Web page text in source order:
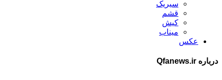
سیریک
قشم
کیش
میناب
عکس
درباره Qfanews.ir